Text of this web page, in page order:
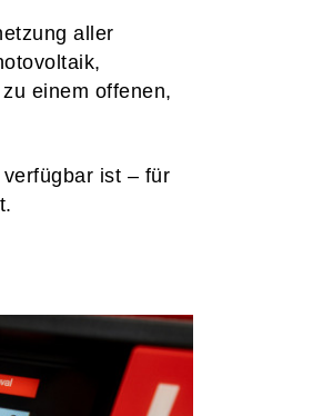
aller
einem offenen,
ist – für